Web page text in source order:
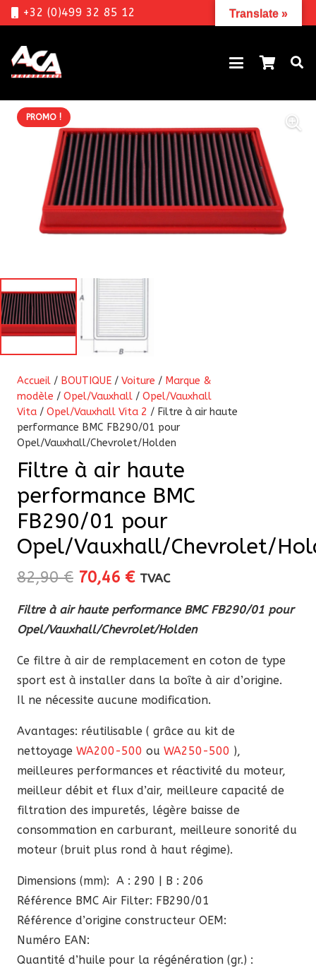
+32 (0)499 32 85 12
PROMO !
Accueil / BOUTIQUE / Voiture / Marque &
modèle / Opel/Vauxhall / Opel/Vauxhall
Vita / Opel/Vauxhall Vita 2 / Filtre à air haute
performance BMC FB290/01 pour
Opel/Vauxhall/Chevrolet/Holden
Filtre à air haute
performance BMC
FB290/01 pour
Opel/Vauxhall/Chevrolet/
82,90€ Le
initial
était :
82,90 €.
70,46 €Le
actuel
est :
70,46 €.
TVAC
Filtre à air haute performance BMC FB290/01 pour
Opel/Vauxhall/Chevrolet/Holden
Ce filtre à air de remplacement en coton de type
sport est à installer dans la boîte à air d’origine.
Il ne nécessite aucune modification.
Avantages: réutilisable ( grâce au kit de
nettoyage WA200-500 ou WA250-500 ),
meilleures performances et réactivité du moteur,
meilleur débit et flux d’air, meilleure capacité de
filtration des impuretés, légère baisse de
consommation en carburant, meilleure sonorité du
moteur (bruit plus rond à haut régime).
Dimensions (mm): A : 290 | B : 206
Référence BMC Air Filter: FB290/01
Référence d’origine constructeur OEM:
Numéro EAN:
Quantité d’huile pour la régénération (gr.) :
Translate »